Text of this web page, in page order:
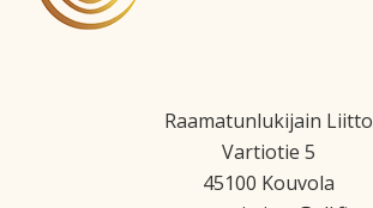
Raamatunlukijain Liitto
Vartiotie 5
45100 Kouvola